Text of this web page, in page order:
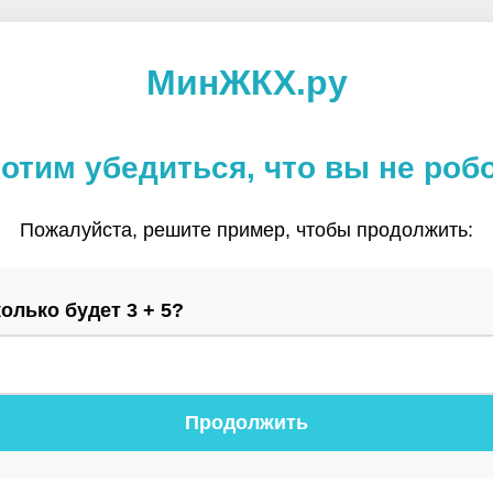
МинЖКХ.ру
убедиться, что вы не
Пожалуйста, решите пример, чтобы продолжить:
будет 3 + 5?
Продолжить